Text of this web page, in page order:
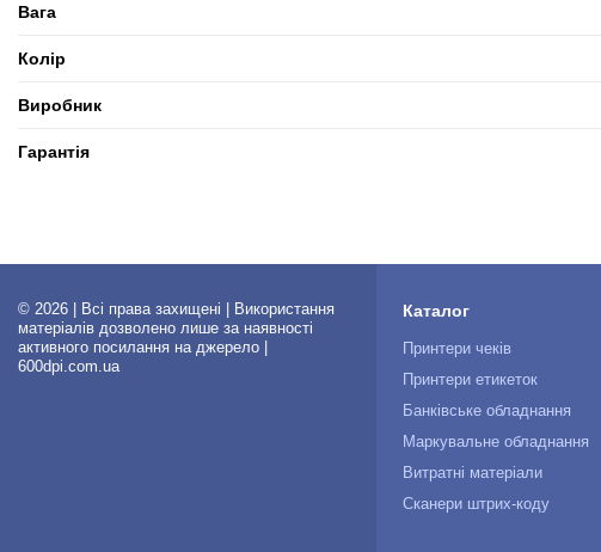
Вага
Колір
Виробник
Гарантія
© 2026 | Всі права захищені | Використання
матеріалів дозволено лише за наявності
активного посилання на джерело |
600dpi.com.ua
Каталог
Принтери чеків
Принтери етикеток
Банківське обладнання
Маркувальне обладнання
Витратні матеріали
Сканери штрих-коду